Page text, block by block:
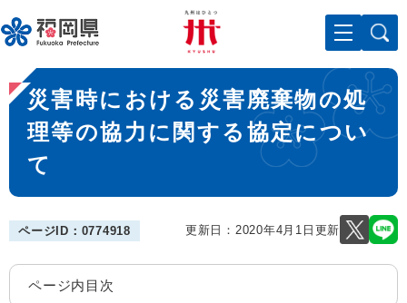
ー
ジ
先
頭
メニューを飛ばして本文へ
本
文
災害時における災害廃棄物の処
理等の協力に関する協定につい
て
ページID：0774918 更新日：2020年4月1日更新
ページ内目次